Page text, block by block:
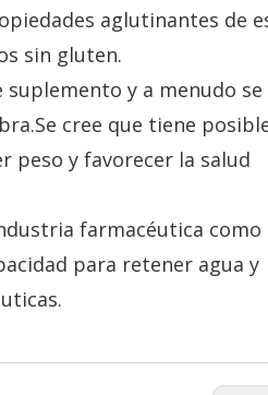
aglutinantes de
sin gluten.
y a menudo se
cree que tiene
peso y favorecer la salud
farmacéutica como
para retener agua y